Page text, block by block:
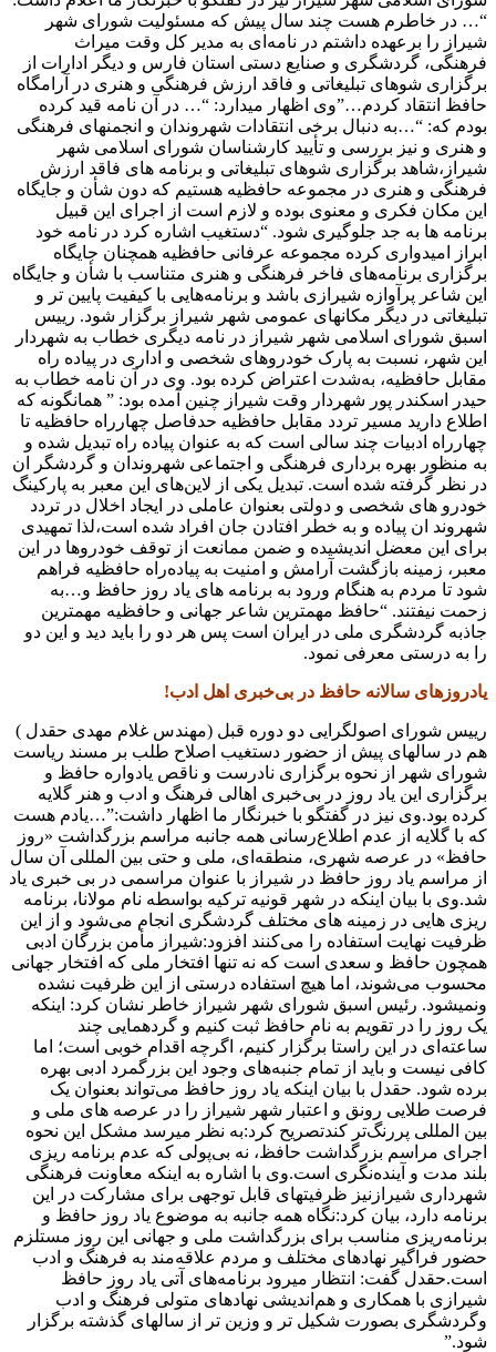
“… در خاطرم هست چند سال پیش که مسئولیت شورای شهر
شیراز را برعهده داشتم در نامه‌ای به مدیر کل وقت میراث
فرهنگی، گردشگری و صنایع دستی استان فارس و دیگر ادارات از
برگزاری شوهای تبلیغاتی و فاقد ارزش فرهنگی و هنری در آرامگاه
حافظ انتقاد کردم…”وی اظهار میدارد: “… در آن نامه قید کرده
بودم که: “…به دنبال برخی انتقادات شهروندان و انجمنهای فرهنگی
و هنری و نیز بررسی و تأیید کارشناسان شورای اسلامی شهر
شیراز،شاهد برگزاری شوهای تبلیغاتی و برنامه های فاقد ارزش
فرهنگی و هنری در مجموعه حافظیه هستیم که دون شأن و جایگاه
این مکان فکری و معنوی بوده و لازم است از اجرای این قبیل
برنامه ها به جد جلوگیری شود. “دستغیب اشاره کرد در نامه‌ خود
ابراز امیدواری کرده مجموعه عرفانی حافظیه همچنان جایگاه
برگزاری برنامه‌های فاخر فرهنگی و هنری متناسب با شأن و جایگاه
این شاعر پرآوازه شیرازی باشد و برنامه‌هایی با کیفیت پایین تر و
تبلیغاتی در دیگر مکانهای عمومی شهر شیراز برگزار شود. رییس
اسبق شورای اسلامی شهر شیراز در نامه‌ دیگری خطاب به شهردار
این شهر، نسبت به پارک خودروهای شخصی و اداری در پیاده راه
مقابل حافظیه، به‌شدت اعتراض کرده بود. وی در آن نامه‌ خطاب به
حیدر اسکندر پور شهردار وقت شیراز چنین آمده بود: ” همانگونه که
اطلاع دارید مسیر تردد مقابل حافظیه حدفاصل چهارراه حافظیه تا
چهارراه ادبیات چند سالی است که به عنوان پیاده راه تبدیل شده و
به منظور بهره‌ برداری فرهنگی و اجتماعی شهروندان و گردشگر ان
در نظر گرفته شده است. تبدیل یکی از لاین‌های این معبر به پارکینگ
خودرو های شخصی و دولتی بعنوان عاملی در ایجاد اخلال در تردد
شهروند ان پیاده و به خطر افتادن جان افراد شده است،لذا تمهیدی
برای این معضل اندیشیده و ضمن ممانعت از توقف خودروها در این
معبر، زمینه‌ بازگشت آرامش و امنیت به پیاده‌راه حافظیه فراهم
شود تا مردم به هنگام ورود به برنامه های یاد روز حافظ و…به
زحمت نیفتند. “حافظ مهمترین شاعر جهانی و حافظیه مهمترین
جاذبه گردشگری ملی در ایران است پس هر دو را باید دید و این دو
را به درستی معرفی نمود.
یادروزهای سالانه حافظ در بی‌خبری اهل ادب!
رییس شورای اصولگرایی دو دوره قبل (مهندس غلام مهدی حقدل )
هم در سالهای پیش از حضور دستغیب اصلاح طلب بر مسند ریاست
شورای شهر از نحوه برگزاری نادرست و ناقص یادواره حافظ و
برگزاری این یاد روز در بی‌خبری اهالی فرهنگ و ادب و هنر گلایه
کرده بود.وی نیز در گفتگو با خبرنگار ما اظهار داشت:”…یادم هست
که با گلایه از عدم اطلاع‌رسانی همه‌ جانبه مراسم بزرگداشت «روز
حافظ» در عرصه شهری، منطقه‌ای، ملی و حتی بین‌ المللی آن سال
از مراسم یاد روز حافظ در شیراز با عنوان مراسمی در بی‌ خبری یاد
شد.وی با بیان اینکه در شهر قونیه ترکیه بواسطه نام مولانا، برنامه‌
ریزی‌ هایی در زمینه‌ های مختلف گردشگری انجام می‌شود و از این
ظرفیت نهایت استفاده را می‌کنند افزود:شیراز مأمن بزرگان ادبی
همچون حافظ و سعدی است که نه تنها افتخار ملی که افتخار جهانی
محسوب می‌شوند، اما هیچ استفاده‌ درستی از این ظرفیت نشده
ونمیشود. رئیس اسبق شورای شهر شیراز خاطر نشان کرد: اینکه
یک روز را در تقویم به نام حافظ ثبت کنیم و گردهمایی چند
ساعته‌ای در این راستا برگزار کنیم، اگرچه اقدام خوبی است؛ اما
کافی نیست و باید از تمام جنبه‌های وجود این بزرگمرد ادبی بهره
برده شود. حقدل با بیان اینکه یاد روز حافظ می‌تواند بعنوان یک
فرصت طلایی رونق و اعتبار شهر شیراز را در عرصه های ملی و
بین‌ المللی پررنگ‌تر کندتصریح کرد:به نظر میرسد مشکل این نحوه
اجرای مراسم بزرگداشت حافظ، نه بی‌پولی که عدم برنامه‌ ریزی
بلند مدت و آینده‌نگری است.وی با اشاره به اینکه معاونت فرهنگی
شهرداری شیرازنیز ظرفیتهای قابل توجهی برای مشارکت در این
برنامه دارد، بیان کرد:نگاه همه‌ جانبه به موضوع یاد روز حافظ و
برنامه‌ریزی مناسب برای بزرگداشت ملی و جهانی این روز مستلزم
حضور فراگیر نهادهای مختلف و مردم علاقه‌مند به فرهنگ و ادب
است.حقدل گفت: انتظار میرود برنامه‌های آتی یاد روز حافظ
شیرازی با همکاری و هم‌اندیشی نهادهای متولی فرهنگ و ادب
وگردشگری بصورت شکیل تر و وزین‌ تر از سالهای گذشته برگزار
شود.”